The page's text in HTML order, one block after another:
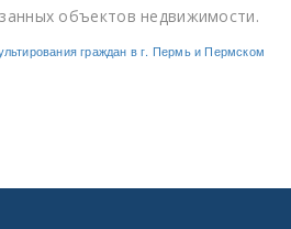
объектов недвижимости.
граждан в г. Пермь и Пермском